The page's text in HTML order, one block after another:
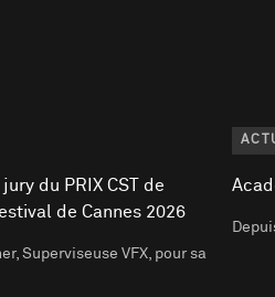
du PRIX CST de
de Cannes 2026
Superviseuse VFX, pour sa